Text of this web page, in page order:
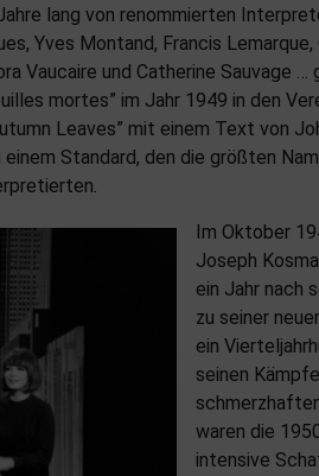
lang von renommierten
Yves Montand, Francis Lemarque,
Vaucaire und Catherine Sauvage …
mortes” im Jahr 1949 in den
Leaves” mit einem Text von
Standard, den die größten
Im Oktober
Joseph
ein Jahr nach
zu seiner
ein
seinen
waren die
intensive